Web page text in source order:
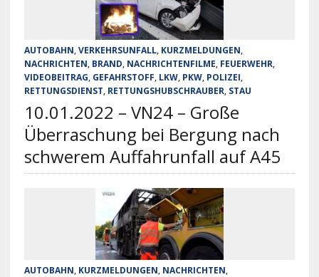
AUTOBAHN,VERKEHRSUNFALL, KURZMELDUNGEN,
NACHRICHTEN, BRAND, NACHRICHTENFILME, FEUERWEHR,
VIDEOBEITRAG, GEFAHRSTOFF, LKW, PKW, POLIZEI,
RETTUNGSDIENST, RETTUNGSHUBSCHRAUBER, STAU
10.01.2022 – VN24 – Große
Überraschung bei Bergung nach
schwerem Auffahrunfall auf A45
AUTOBAHN, KURZMELDUNGEN, NACHRICHTEN,